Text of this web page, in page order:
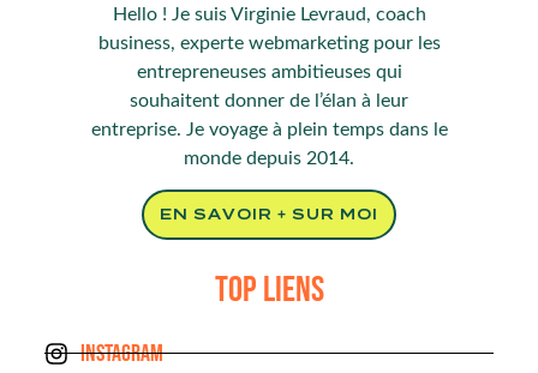
Hello ! Je suis Virginie Levraud, coach
business, experte webmarketing pour les
entrepreneuses ambitieuses qui
souhaitent donner de l’élan à leur
entreprise. Je voyage à plein temps dans le
monde depuis 2014.
EN SAVOIR + SUR MOI
TOP LIENS
INSTAGRAM